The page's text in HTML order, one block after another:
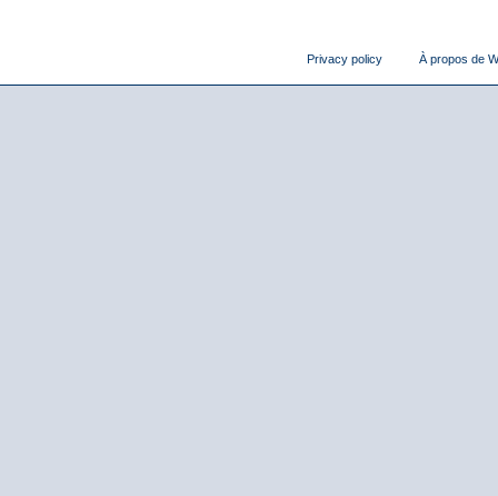
Privacy policy À propos de